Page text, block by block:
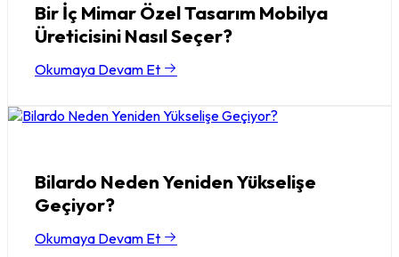
Bir İç Mimar Özel Tasarım Mobilya
Üreticisini Nasıl Seçer?
Okumaya Devam Et
Bilardo Neden Yeniden Yükselişe
Geçiyor?
Okumaya Devam Et